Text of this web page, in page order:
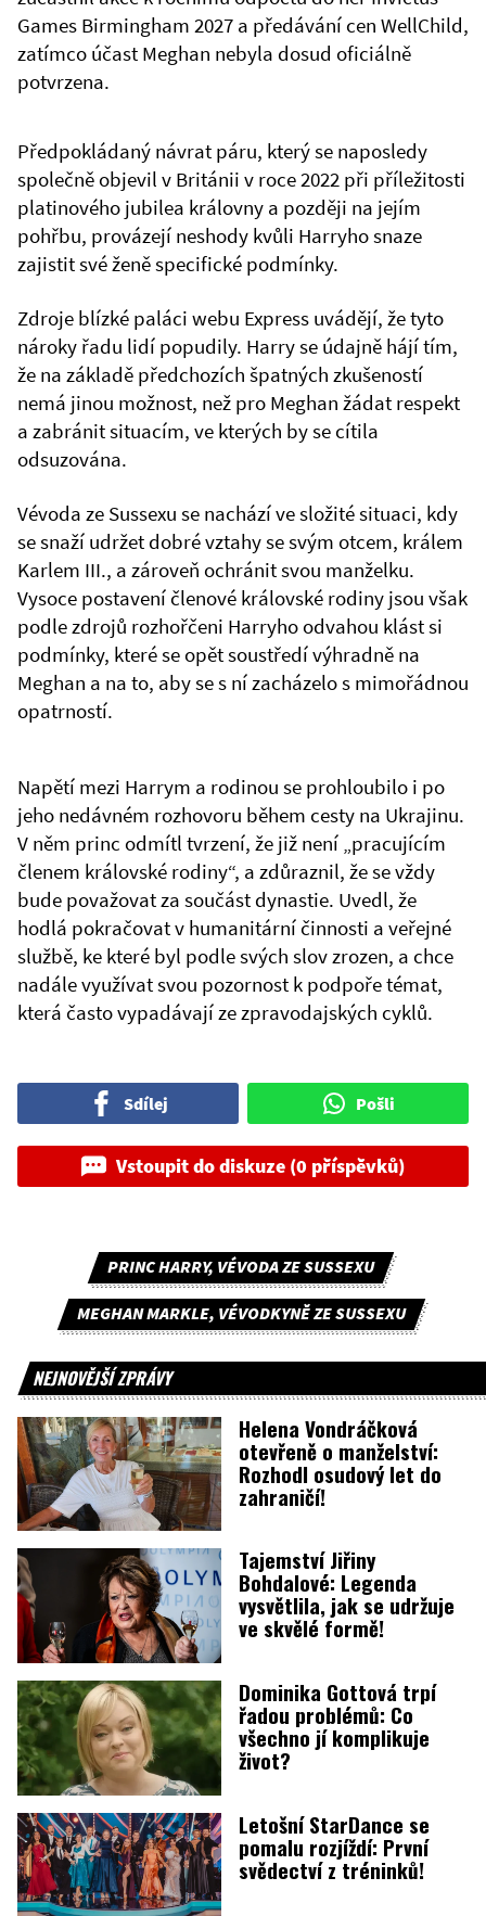
Games Birmingham 2027 a předávání cen WellChild,
zatímco účast Meghan nebyla dosud oficiálně
potvrzena.
Předpokládaný návrat páru, který se naposledy
společně objevil v Británii v roce 2022 při příležitosti
platinového jubilea královny a později na jejím
pohřbu, provázejí neshody kvůli Harryho snaze
zajistit své ženě specifické podmínky.
Zdroje blízké paláci webu Express uvádějí, že tyto
nároky řadu lidí popudily. Harry se údajně hájí tím,
že na základě předchozích špatných zkušeností
nemá jinou možnost, než pro Meghan žádat respekt
a zabránit situacím, ve kterých by se cítila
odsuzována.
Vévoda ze Sussexu se nachází ve složité situaci, kdy
se snaží udržet dobré vztahy se svým otcem, králem
Karlem III., a zároveň ochránit svou manželku.
Vysoce postavení členové královské rodiny jsou však
podle zdrojů rozhořčeni Harryho odvahou klást si
podmínky, které se opět soustředí výhradně na
Meghan a na to, aby se s ní zacházelo s mimořádnou
opatrností.
Napětí mezi Harrym a rodinou se prohloubilo i po
jeho nedávném rozhovoru během cesty na Ukrajinu.
V něm princ odmítl tvrzení, že již není „pracujícím
členem královské rodiny“, a zdůraznil, že se vždy
bude považovat za součást dynastie. Uvedl, že
hodlá pokračovat v humanitární činnosti a veřejné
službě, ke které byl podle svých slov zrozen, a chce
nadále využívat svou pozornost k podpoře témat,
která často vypadávají ze zpravodajských cyklů.
Sdílej Pošli
Vstoupit do diskuze (0 příspěvků)
PRINC HARRY, VÉVODA ZE SUSSEXU
MEGHAN MARKLE, VÉVODKYNĚ ZE SUSSEXU
NEJNOVĚJŠÍ ZPRÁVY
Helena Vondráčková
otevřeně o manželství:
Rozhodl osudový let do
zahraničí!
Tajemství Jiřiny
Bohdalové: Legenda
vysvětlila, jak se udržuje
ve skvělé formě!
Dominika Gottová trpí
řadou problémů: Co
všechno jí komplikuje
život?
Letošní StarDance se
pomalu rozjíždí: První
svědectví z tréninků!